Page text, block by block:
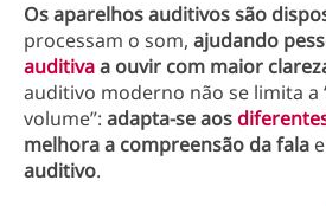
Os aparelhos auditivos são
processam o som, ajudando
auditivaa ouvir com maior
auditivo moderno não se limita a
volume”: adapta-se aos
melhora a compreensão da fala e
auditivo.